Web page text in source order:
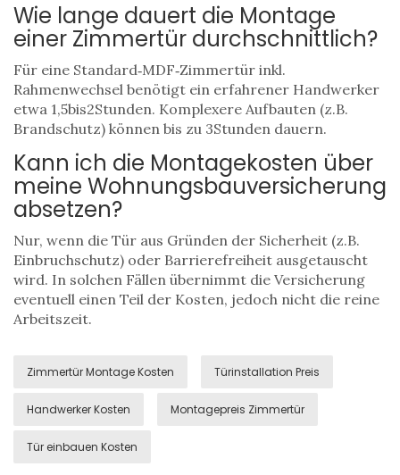
Wie lange dauert die Montage
einer Zimmertür durchschnittlich?
Für eine Standard‑MDF‑Zimmertür inkl.
Rahmenwechsel benötigt ein erfahrener Handwerker
etwa 1,5bis2Stunden. Komplexere Aufbauten (z.B.
Brandschutz) können bis zu 3Stunden dauern.
Kann ich die Montagekosten über
meine Wohnungsbauversicherung
absetzen?
Nur, wenn die Tür aus Gründen der Sicherheit (z.B.
Einbruchschutz) oder Barrierefreiheit ausgetauscht
wird. In solchen Fällen übernimmt die Versicherung
eventuell einen Teil der Kosten, jedoch nicht die reine
Arbeitszeit.
Zimmertür Montage Kosten Türinstallation Preis
Handwerker Kosten Montagepreis Zimmertür
Tür einbauen Kosten